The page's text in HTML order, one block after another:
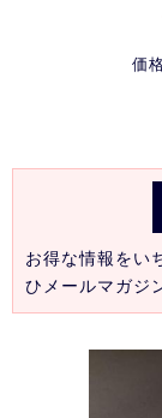
価
お得な情報をい
ひメールマガジ